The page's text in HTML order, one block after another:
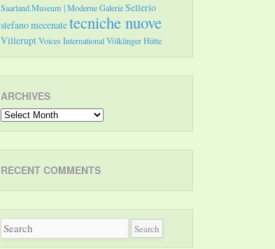
Saarland.Museum | Moderne GalerieSellerio
stefano mecenatetecniche nuove
VilleruptVoices InternationalVölklinger Hütte
ARCHIVES
Archives
RECENT COMMENTS